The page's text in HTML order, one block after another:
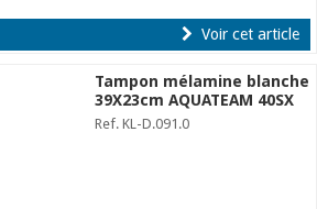
Voir cet article
Tampon mélamine blanche
39X23cm AQUATEAM 40SX
Ref. KL-D.091.0